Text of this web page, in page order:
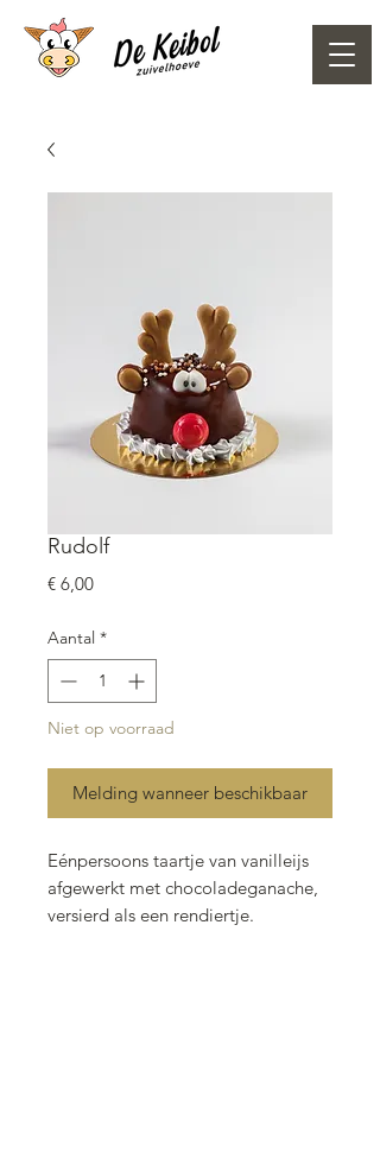
Rudolf
€ 6,00Prijs
Aantal *
Niet op voorraad
Melding wanneer beschikbaar
Eénpersoons taartje van vanilleijs
afgewerkt met chocoladeganache,
versierd als een rendiertje.